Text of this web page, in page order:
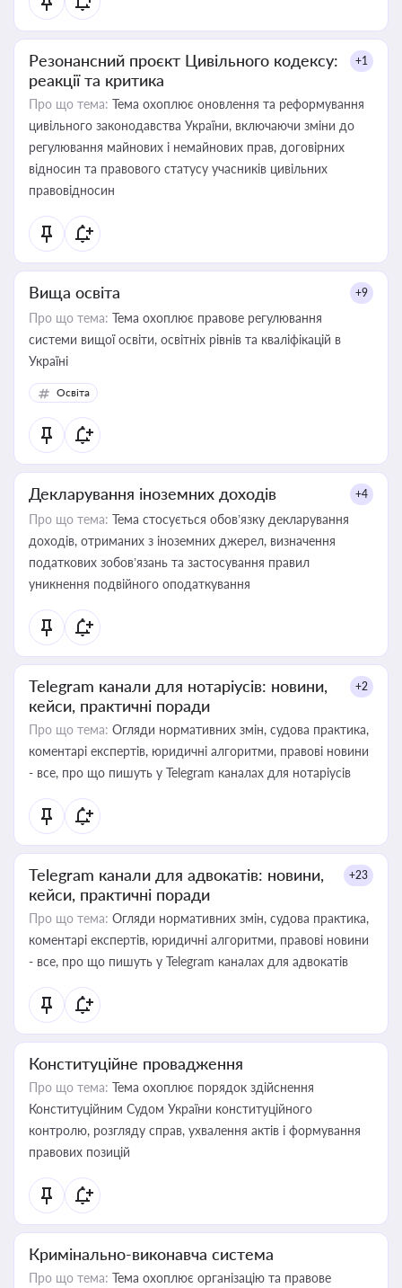
Резонансний проєкт Цивільного кодексу:
реакції та критика
+1
Про що тема: Тема охоплює оновлення та реформування
цивільного законодавства України, включаючи зміни до
регулювання майнових і немайнових прав, договірних
відносин та правового статусу учасників цивільних
правовідносин
Вища освіта +9
Про що тема: Тема охоплює правове регулювання
системи вищої освіти, освітніх рівнів та кваліфікацій в
Україні
Освіта
Декларування іноземних доходів +4
Про що тема: Тема стосується обов’язку декларування
доходів, отриманих з іноземних джерел, визначення
податкових зобов’язань та застосування правил
уникнення подвійного оподаткування
Telegram канали для нотаріусів: новини,
кейси, практичні поради
+2
Про що тема: Огляди нормативних змін, судова практика,
коментарі експертів, юридичні алгоритми, правові новини
- все, про що пишуть у Telegram каналах для нотаріусів
Telegram канали для адвокатів: новини,
кейси, практичні поради
+23
Про що тема: Огляди нормативних змін, судова практика,
коментарі експертів, юридичні алгоритми, правові новини
- все, про що пишуть у Telegram каналах для адвокатів
Конституційне провадження
Про що тема: Тема охоплює порядок здійснення
Конституційним Судом України конституційного
контролю, розгляду справ, ухвалення актів і формування
правових позицій
Кримінально-виконавча система
Про що тема: Тема охоплює організацію та правове